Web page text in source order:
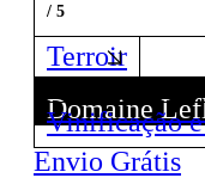
/ 5
Terroir
Domaine
Descubra todos os
Vinificação
Envio Grátis